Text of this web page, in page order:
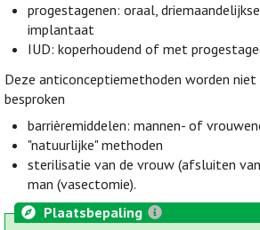
progestagenen: oraal,
implantaat
IUD: koperhoudend of met
Deze anticonceptiemethoden worden
besproken
barrièremiddelen: mannen- of
"natuurlijke" methoden
sterilisatie van de vrouw (afsluiten
man (vasectomie).
Plaatsbepaling